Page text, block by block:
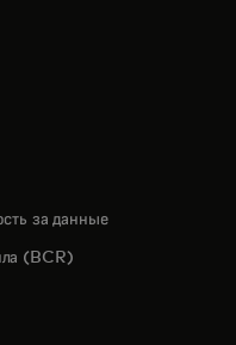
tab
за данные
(BCR)